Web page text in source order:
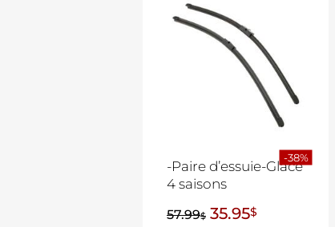
-Paire d’essuie-Glace
4 saisons
57.99$ 35.95$
-38%